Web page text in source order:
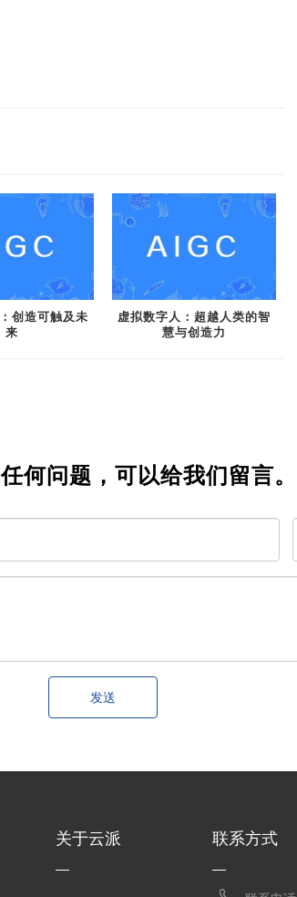
创造可触及未
来
虚拟数字人：超越人类的智
慧与创造力
何问题，可以给我们留言。
发送
关于云派 联系方式